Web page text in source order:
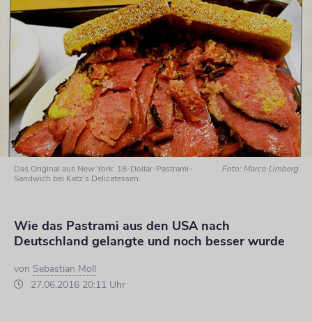
Das Original aus New York: 18-Dollar-Pastrami-
Sandwich bei Katz’s Delicatessen.
Foto: Marco Limberg
Wie das Pastrami aus den USA nach
Deutschland gelangte und noch besser wurde
von Sebastian Moll
27.06.2016 20:11 Uhr